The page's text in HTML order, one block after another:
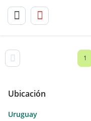
1
Ubicación
Uruguay